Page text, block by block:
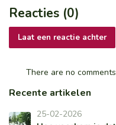
Reacties (0)
Laat een reactie achter
There are no
Recente artikelen
25-02-2026